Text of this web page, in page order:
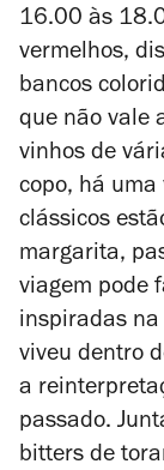
16.00 às
vermelhos,
bancos
que não vale
vinhos de
copo, há uma
clássicos
margarita,
viagem pode
inspiradas
viveu dentro
a
passado.
bitters de